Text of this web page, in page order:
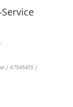
| 67545455 |